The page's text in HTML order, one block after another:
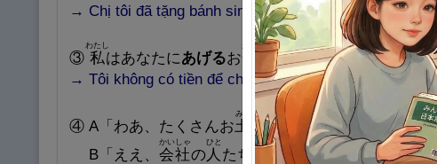
vông
→ Chị tôi đã tặng bánh sinh nhật cho Aiko.
③ 私
わたし
はあなたにあげるお金
かね
は 持
も
っていません。
→ Tôi không có tiền để cho cậu.
④A「わあ、たくさんお土 産
みやげ
を買
か
いましたね。」
B「ええ、 会社
かいしゃ
の人
ひと
たちに あげるんです。」